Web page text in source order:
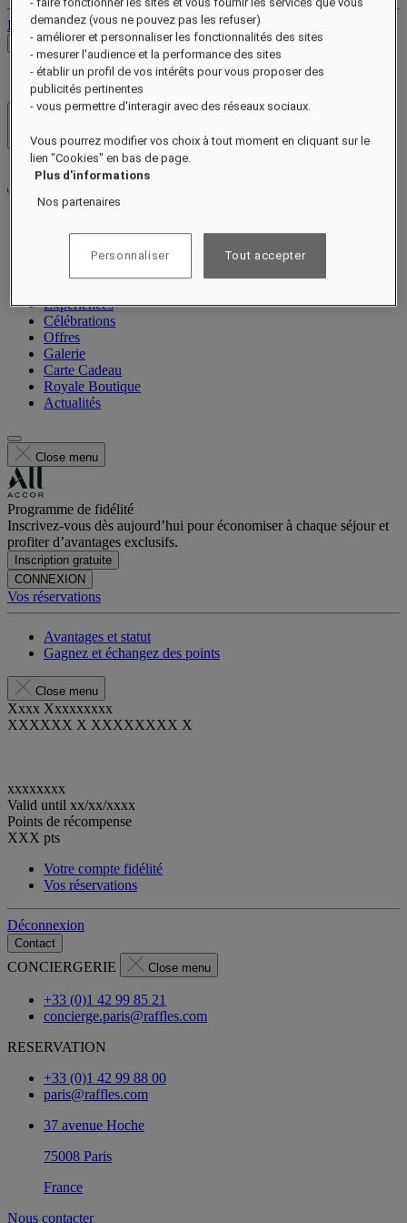
Déconnexion
Voir les tarifs
Ouvrir le menu
À propos
Chambres et suites
Expériences
Célébrations
Offres
Galerie
Carte Cadeau
Royale Boutique
Actualités
Close menu
Programme de fidélité
Inscrivez-vous dès aujourd’hui pour économiser à chaque séjour et
profiter d’avantages exclusifs.
Inscription gratuite
CONNEXION
Vos réservations
Avantages et statut
Gagnez et échangez des points
Close menu
Xxxx Xxxxxxxxx
XXXXXX X XXXXXXXX X
xxxxxxxx
Valid until xx/xx/xxxx
Points de récompense
XXX pts
Votre compte fidélité
Vos réservations
Déconnexion
Contact
CONCIERGERIE Close menu
+33 (0)1 42 99 85 21
concierge.paris@raffles.com
RESERVATION
+33 (0)1 42 99 88 00
paris@raffles.com
37 avenue Hoche
75008 Paris
France
Nous contacter
- faire fonctionner les sites et vous fournir les services que vous
demandez (vous ne pouvez pas les refuser)
- améliorer et personnaliser les fonctionnalités des sites
- mesurer l'audience et la performance des sites
- établir un profil de vos intérêts pour vous proposer des
publicités pertinentes
- vous permettre d'interagir avec des réseaux sociaux.
Vous pourrez modifier vos choix à tout moment en cliquant sur le
lien "Cookies" en bas de page.
Plus d'informations
Nos partenaires
Personnaliser Tout accepter